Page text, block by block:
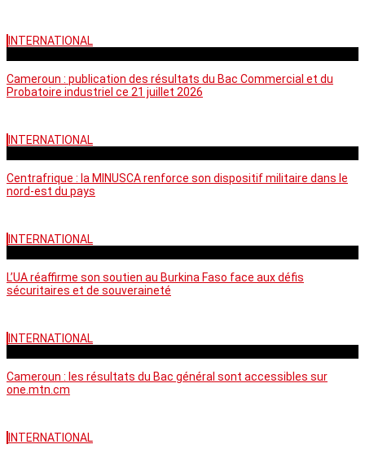
INTERNATIONAL
Cameroun : publication des résultats du Bac Commercial et du
Probatoire industriel ce 21 juillet 2026
INTERNATIONAL
Centrafrique : la MINUSCA renforce son dispositif militaire dans le
nord-est du pays
INTERNATIONAL
L’UA réaffirme son soutien au Burkina Faso face aux défis
sécuritaires et de souveraineté
INTERNATIONAL
Cameroun : les résultats du Bac général sont accessibles sur
one.mtn.cm
INTERNATIONAL